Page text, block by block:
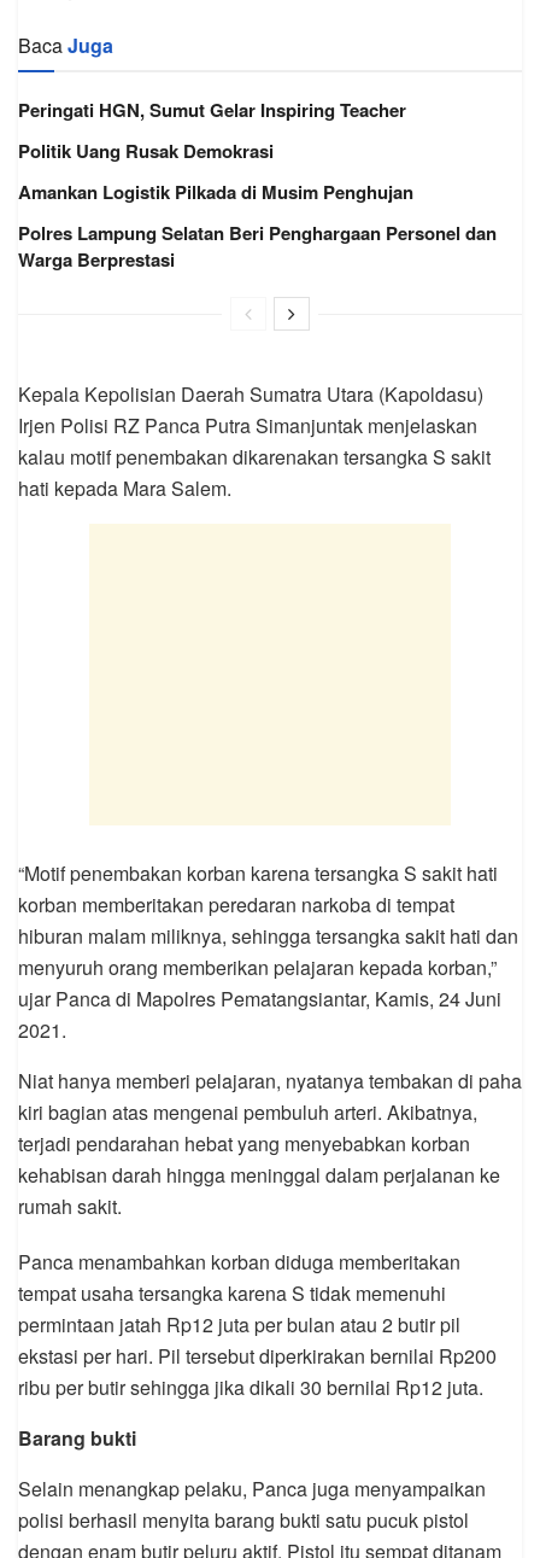
BacaJuga
Peringati HGN, Sumut Gelar Inspiring Teacher
Politik Uang Rusak Demokrasi
Amankan Logistik Pilkada di Musim Penghujan
Polres Lampung Selatan Beri Penghargaan Personel dan
Warga Berprestasi
Kepala Kepolisian Daerah Sumatra Utara (Kapoldasu)
Irjen Polisi RZ Panca Putra Simanjuntak menjelaskan
kalau motif penembakan dikarenakan tersangka S sakit
hati kepada Mara Salem.
“Motif penembakan korban karena tersangka S sakit hati
korban memberitakan peredaran narkoba di tempat
hiburan malam miliknya, sehingga tersangka sakit hati dan
menyuruh orang memberikan pelajaran kepada korban,”
ujar Panca di Mapolres Pematangsiantar, Kamis, 24 Juni
2021.
Niat hanya memberi pelajaran, nyatanya tembakan di paha
kiri bagian atas mengenai pembuluh arteri. Akibatnya,
terjadi pendarahan hebat yang menyebabkan korban
kehabisan darah hingga meninggal dalam perjalanan ke
rumah sakit.
Panca menambahkan korban diduga memberitakan
tempat usaha tersangka karena S tidak memenuhi
permintaan jatah Rp12 juta per bulan atau 2 butir pil
ekstasi per hari. Pil tersebut diperkirakan bernilai Rp200
ribu per butir sehingga jika dikali 30 bernilai Rp12 juta.
Barang bukti
Selain menangkap pelaku, Panca juga menyampaikan
polisi berhasil menyita barang bukti satu pucuk pistol
dengan enam butir peluru aktif. Pistol itu sempat ditanam